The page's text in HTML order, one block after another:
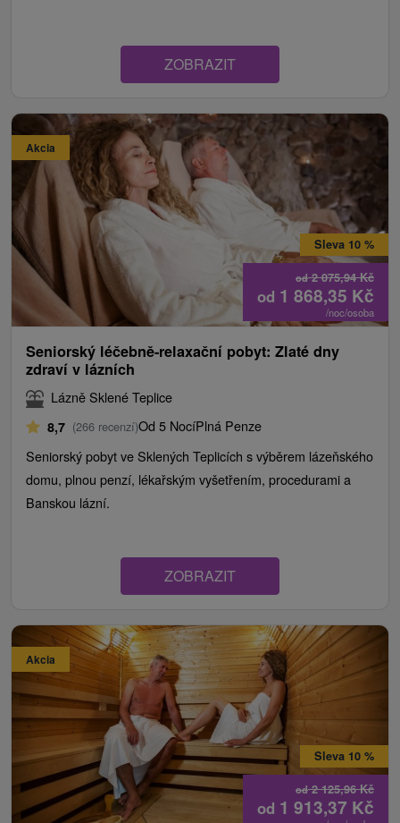
ZOBRAZIT
Akcia
od2 075,94Kč
Sleva 10 %
od 1 868,35 Kč
/noc/osoba
Seniorský léčebně-relaxační pobyt: Zlaté dny
zdraví v lázních
Lázně Sklené Teplice
8,7 (266 recenzí)Od 5 NocíPlná Penze
Seniorský pobyt ve Sklených Teplicích s výběrem lázeňského
domu, plnou penzí, lékařským vyšetřením, procedurami a
Banskou lázní.
ZOBRAZIT
Akcia
od2 125,96Kč
Sleva 10 %
od 1 913,37 Kč